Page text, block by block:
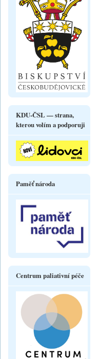
KDU-ČSL — strana,
kterou volím a podporuji
Paměť národa
Centrum paliativní péče